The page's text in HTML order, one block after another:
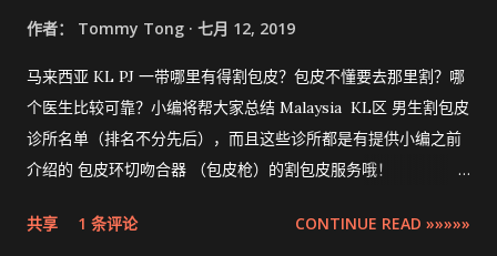
作者： Tommy Tong 七月 12, 2019
马来西亚 KL PJ 一带哪里有得割包皮？包皮不懂要去那里割？哪
个医生比较可靠？小编将帮大家总结 Malaysia KL区 男生割包皮
诊所名单（排名不分先后），而且这些诊所都是有提供小编之前
介绍的 包皮环切吻合器 （包皮枪）的割包皮服务哦！
Klang Valley 。
共享 1 条评论 CONTINUE READ »»»»»